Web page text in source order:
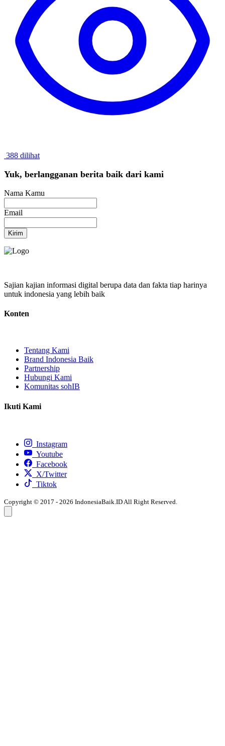
388 dilihat
Yuk, berlangganan berita baik dari kami
Nama Kamu
Email
Kirim
Sajian kajian informasi digital berupa data dan fakta tiap harinya
untuk indonesia yang lebih baik
Konten
Tentang Kami
Brand Indonesia Baik
Partnership
Hubungi Kami
Komunitas sohIB
Ikuti Kami
Instagram
Youtube
Facebook
X/Twitter
Tiktok
Copyright © 2017 - 2026 IndonesiaBaik.ID All Right Reserved.